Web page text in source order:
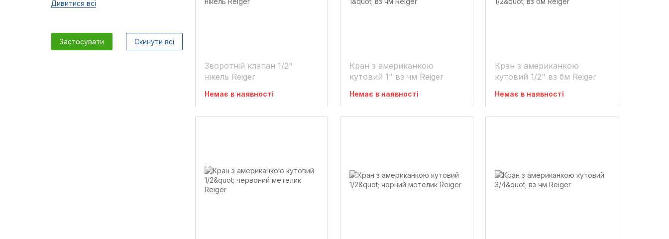
Дивитися всі
Застосувати Скинути всі
Зворотній клапан 1/2"
нікель Reiger
Немає в наявності
Кран з американкою
кутовий 1" вз чм Reiger
Немає в наявності
Кран з американкою
кутовий 1/2" вз бм Reiger
Немає в наявності